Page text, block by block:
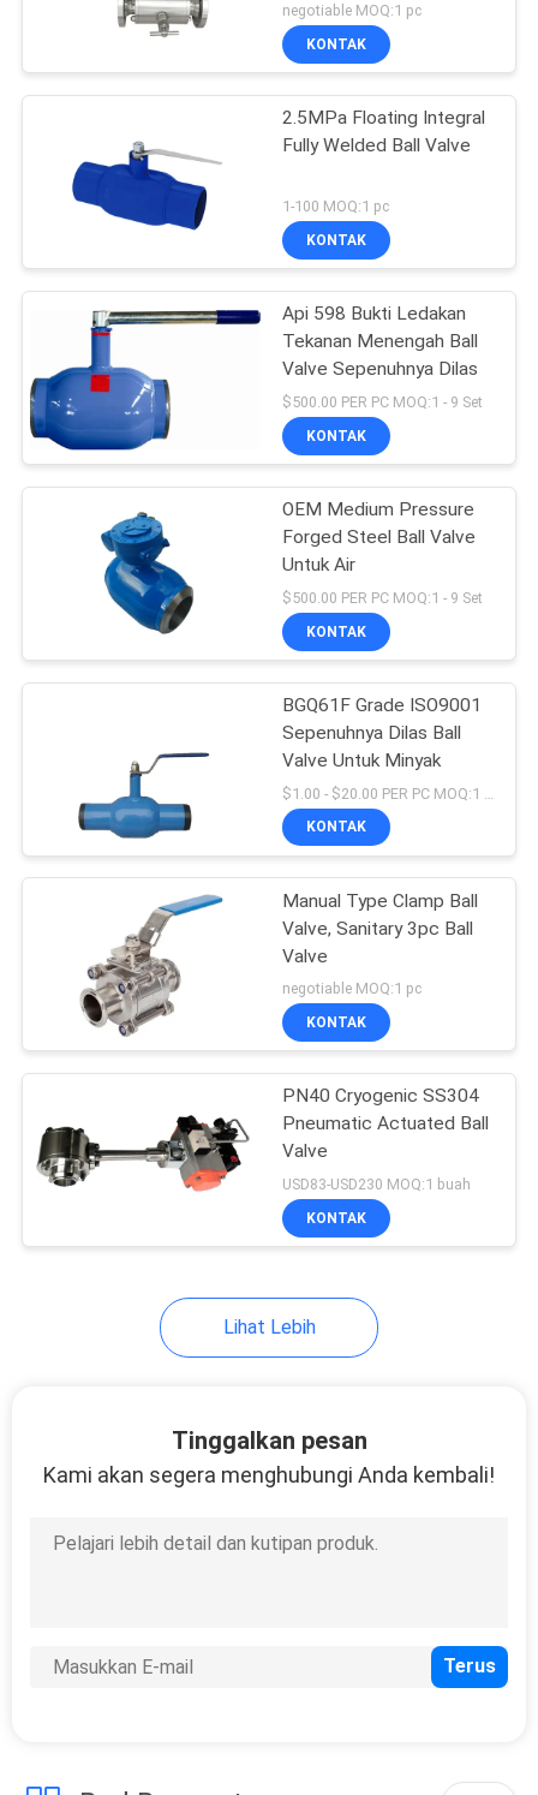
SUATU
SITEMAP
PRIVASI
negotiable MOQ:1 pc
KONTAK
2.5MPa Floating Integral
Fully Welded Ball Valve
1-100 MOQ:1 pc
KONTAK
Api 598 Bukti Ledakan
Tekanan Menengah Ball
Valve Sepenuhnya Dilas
$500.00 PER PC MOQ:1 - 9 Set
KONTAK
OEM Medium Pressure
Forged Steel Ball Valve
Untuk Air
$500.00 PER PC MOQ:1 - 9 Set
KONTAK
BGQ61F Grade ISO9001
Sepenuhnya Dilas Ball
Valve Untuk Minyak
KONTAK
Manual Type Clamp Ball
Valve, Sanitary 3pc Ball
Valve
negotiable MOQ:1 pc
KONTAK
PN40 Cryogenic SS304
Pneumatic Actuated Ball
Valve
USD83-USD230 MOQ:1 buah
KONTAK
Lihat Lebih
Tinggalkan pesan
Kami akan segera menghubungi Anda kembali!